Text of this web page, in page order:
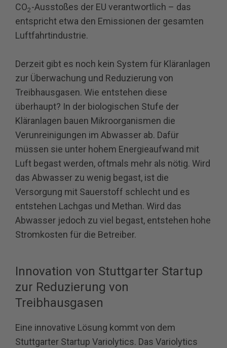
CO2-Ausstoßes der EU verantwortlich – das
entspricht etwa den Emissionen der gesamten
Luftfahrtindustrie.
Derzeit gibt es noch kein System für Kläranlagen
zur Überwachung und Reduzierung von
Treibhausgasen. Wie entstehen diese
überhaupt? In der biologischen Stufe der
Kläranlagen bauen Mikroorganismen die
Verunreinigungen im Abwasser ab. Dafür
müssen sie unter hohem Energieaufwand mit
Luft begast werden, oftmals mehr als nötig. Wird
das Abwasser zu wenig begast, ist die
Versorgung mit Sauerstoff schlecht und es
entstehen Lachgas und Methan. Wird das
Abwasser jedoch zu viel begast, entstehen hohe
Stromkosten für die Betreiber.
Innovation von Stuttgarter Startup
zur Reduzierung von
Treibhausgasen
Eine innovative Lösung kommt von dem
Stuttgarter Startup Variolytics. Das Variolytics